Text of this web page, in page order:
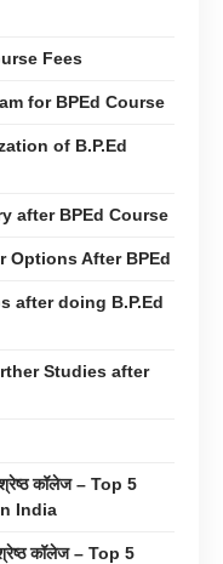
Fees
for BPEd Course
of B.P.Ed
after BPEd Course
Options After BPEd
after doing B.P.Ed
Studies after
कॉलेज – Top 5
India
कॉलेज – Top 5